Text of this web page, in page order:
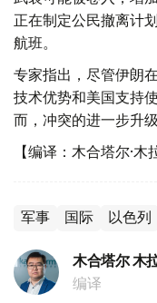
正在制定公民撤离计
航班。
专家指出，尽管伊朗
技术优势和美国支持
而，冲突的进一步升
【编译：木合塔尔·木
军事 国际 以色列
木合塔尔 木
编译